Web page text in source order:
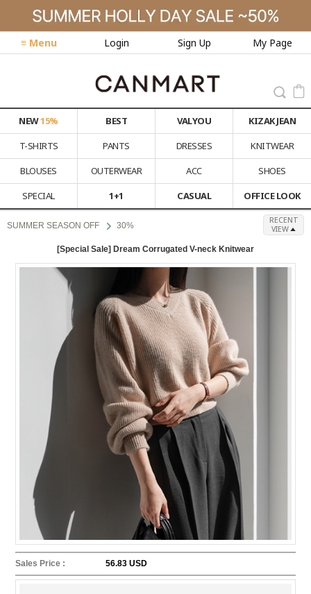
≡ Menu Login Sign Up My Page
NEW15% BEST VALYOU
KIZAK JEAN
T-SHIRTS
PANTS DRESSES
KNITWEAR
BLOUSES
OUTERWEAR ACC
SHOES
SPECIAL
1+1 CASUAL OFFICE LOOK
SUMMER SEASON OFF 30%
RECENT
VIEW
[Special Sale] Dream Corrugated V-neck Knitwear
Sales Price : 56.83 USD